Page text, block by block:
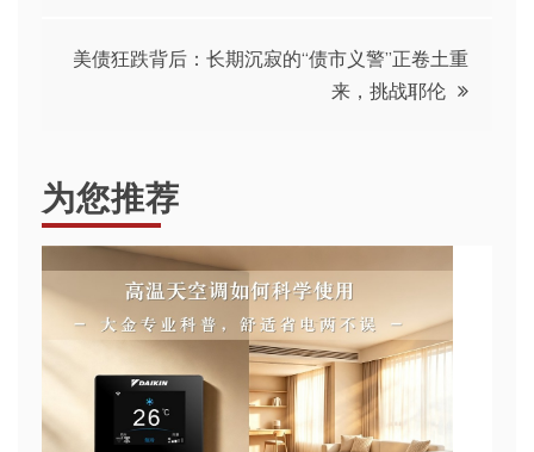
导美债狂跌背后：长期沉寂的“债市义警”正卷土重
来，挑战耶伦
为您推荐